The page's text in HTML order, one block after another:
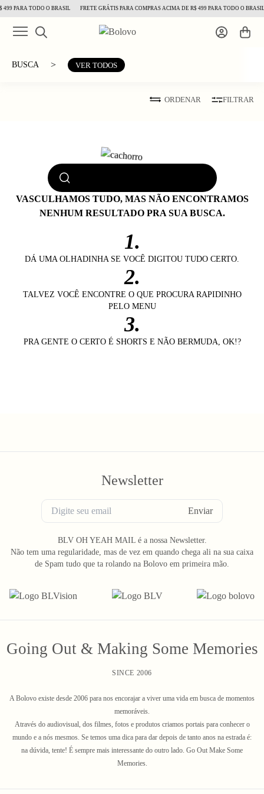
PARA TODO O BRASIL FRETE GRÁTIS PARA COMPRAS ACIMA DE R$ 499 PARA TODO O BRASIL
BUSCA > VER TODOS
ORDENAR FILTRAR
VASCULHAMOS TUDO, MAS NÃO ENCONTRAMOS
NENHUM RESULTADO PRA SUA BUSCA.
1.
DÁ UMA OLHADINHA SE VOCÊ DIGITOU TUDO CERTO.
2.
TALVEZ VOCÊ ENCONTRE O QUE PROCURA RAPIDINHO
PELO MENU
3.
PRA GENTE O CERTO É SHORTS E NÃO BERMUDA, OK!?
Newsletter
Enviar
BLV OH YEAH MAIL é a nossa Newsletter.
Não tem uma regularidade, mas de vez em quando chega ali na sua caixa
de Spam tudo que ta rolando na Bolovo em primeira mão.
Going Out & Making Some Memories
SINCE 2006
A Bolovo existe desde 2006 para nos encorajar a viver uma vida em busca de momentos
memoráveis.
Através do audiovisual, dos filmes, fotos e produtos criamos portais para conhecer o
mundo e a nós mesmos. Se temos uma dica para dar depois de tanto anos na estrada é:
na dúvida, tente! É sempre mais interessante do outro lado. Go Out Make Some
Memories.